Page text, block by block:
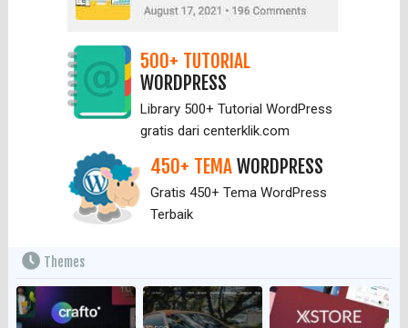
500+ TUTORIAL
WORDPRESS
Library 500+ Tutorial WordPress
gratis dari centerklik.com
450+ TEMAWORDPRESS
Gratis 450+ Tema WordPress
Terbaik
Themes